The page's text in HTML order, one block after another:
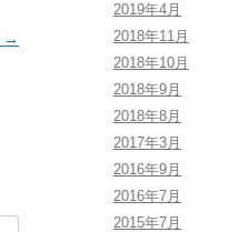
→
2019年4月
2018年11月
2018年10月
2018年9月
2018年8月
2017年3月
2016年9月
2016年7月
2015年7月